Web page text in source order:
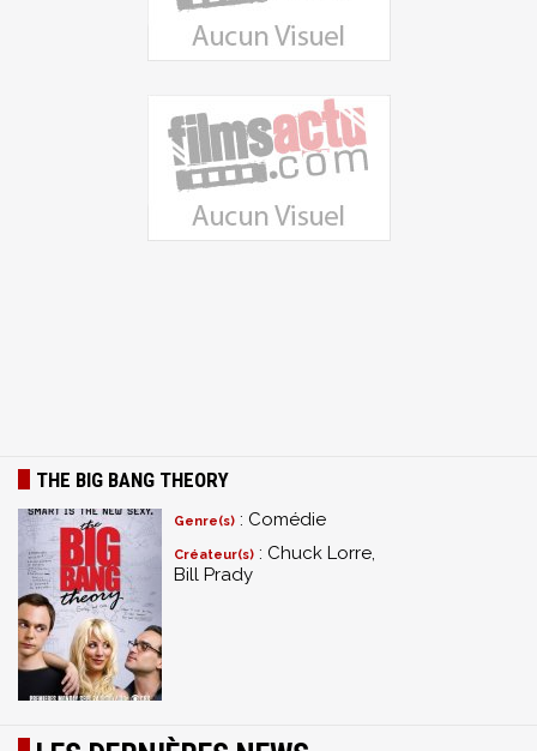
THE BIG BANG THEORY
Genre(s) : Comédie
Créateur(s) : Chuck Lorre,
Bill Prady